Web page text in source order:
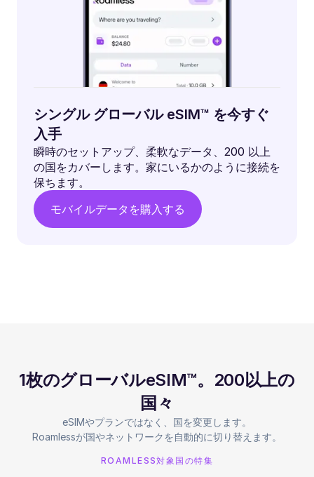
シングル グローバル eSIM™ を今すぐ
入手
瞬時のセットアップ、柔軟なデータ、200 以上
の国をカバーします。家にいるかのように接続を
保ちます。
モバイルデータを購入する
1枚のグローバルeSIM™。200以上の
国々
eSIMやプランではなく、国を変更します。
Roamlessが国やネットワークを自動的に切り替えます。
ROAMLESS対象国の特集